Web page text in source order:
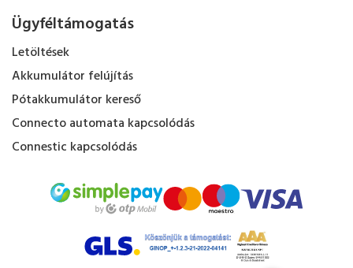
Ügyféltámogatás
Letöltések
Akkumulátor felújítás
Pótakkumulátor kereső
Connecto automata kapcsolódás
Connestic kapcsolódás